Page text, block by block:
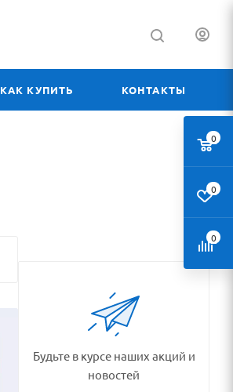
КАК КУПИТЬ КОНТАКТЫ
Будьте в курсе наших акций и
новостей
0
0
0